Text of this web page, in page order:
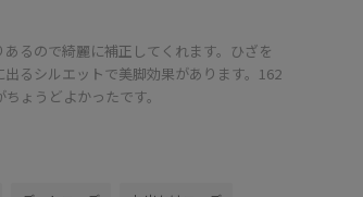
るので綺麗に補正してくれます。ひざを
るシルエットで美脚効果があります。162
ょうどよかったです。